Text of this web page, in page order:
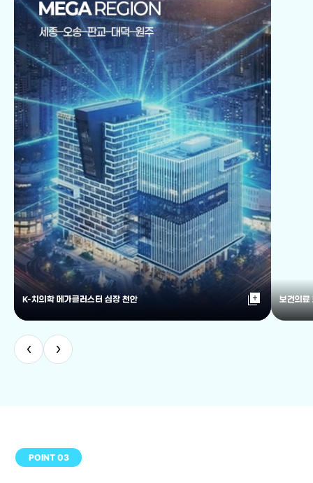
K-치의학 메가클러스터 심장 천안 library_add 보건의료
‹ ›
POINT 03